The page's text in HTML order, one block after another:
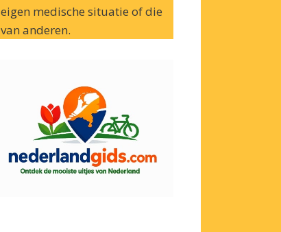
eigen medische situatie of die
van anderen.